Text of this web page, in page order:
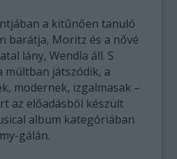
a kitűnően tanuló
barátja, Moritz és a nővé
lány, Wendla áll. S
múltban játszódik, a
modernek, izgalmasak –
az előadásból készült
album kategóriában
gálán.